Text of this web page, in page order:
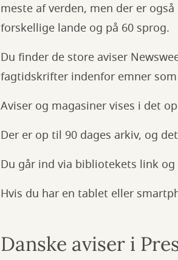
meste af verden, men der er
forskellige lande og på 60 sprog.
Du finder de store aviser
fagtidskrifter indenfor emner
Aviser og magasiner vises i det
Der er op til 90 dages arkiv, og
Du går ind via bibliotekets link
Hvis du har en tablet eller
Danske aviser i